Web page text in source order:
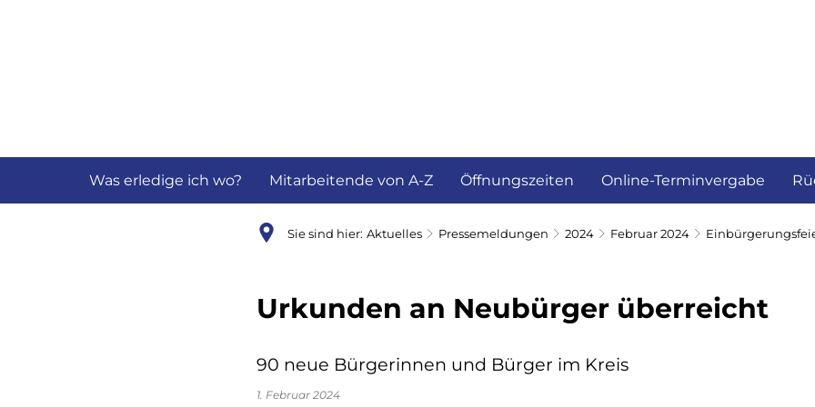
Was erledige ich wo? Mitarbeitende von A-Z Öffnungszeiten Online-Terminvergabe
Sie sind hier: Aktuelles Pressemeldungen 2024 Februar 2024
Urkunden an Neubürger überreicht
90 neue Bürgerinnen und Bürger im Kreis
1. Februar 2024